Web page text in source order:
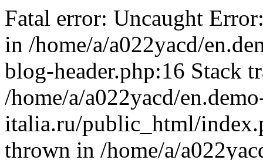
Fatal error: Uncaught
in /home/a/a022yacd/
blog-header.php:16 Stack
/home/a/a022yacd/
italia.ru/public_html/
thrown in /home/a/